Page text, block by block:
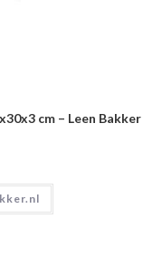
cm – Leen Bakker